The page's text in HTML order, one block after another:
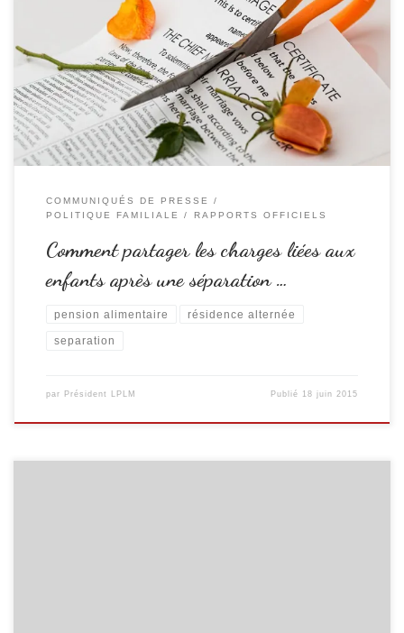
Les pensions alimentaires sont un des points d’achoppement des parents
séparés quand le conflit n’est pas résolu. Les barèmes officiels participait
de ce conflit par le sentiment de double peine subi par le parent non
gardien : pas d’enfant, pas de reconnaissance de ses qualités de parents,
et une baisse […]
COMMUNIQUÉS DE PRESSE
POLITIQUE FAMILIALE
RAPPORTS OFFICIELS
Comment partager les charges liées aux
enfants après une séparation …
pension alimentaire résidence alternée
separation
par Président LPLM Publié 18 juin 2015